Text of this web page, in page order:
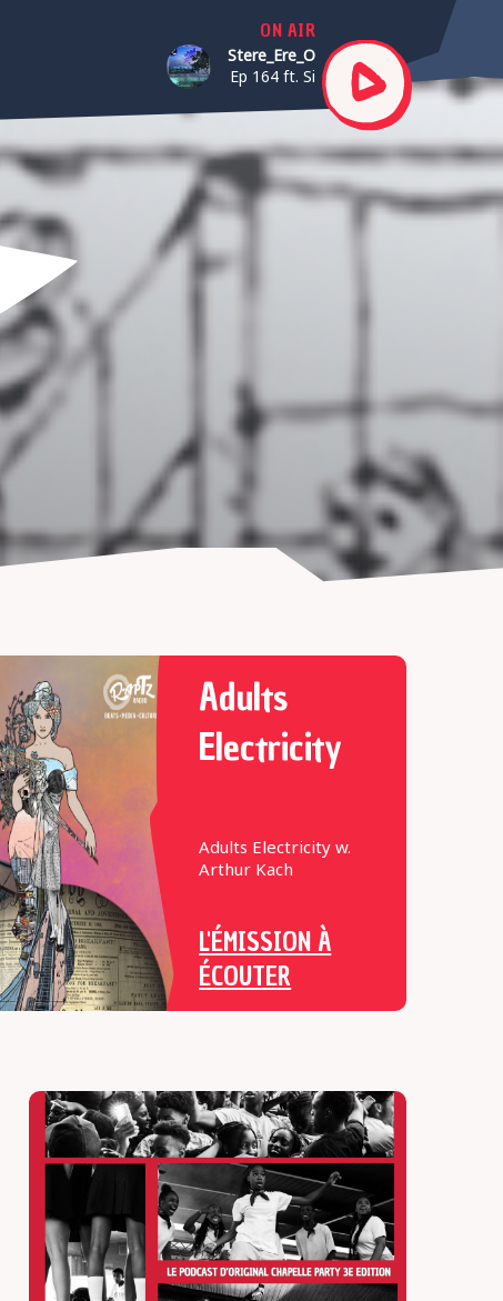
ON AIR
Stere_Ere_O
Ep 164 ft. Si
Adults
Electricity
Adults Electricity w.
Arthur Kach
L'ÉMISSION À
ÉCOUTER